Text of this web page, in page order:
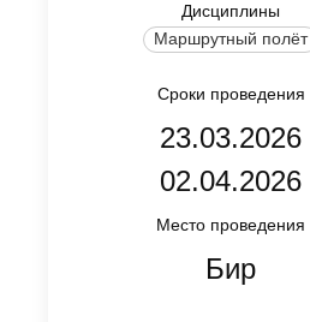
Дисциплины
Маршрутный полёт
Сроки проведения
23.03.2026
02.04.2026
Место проведения
Бир